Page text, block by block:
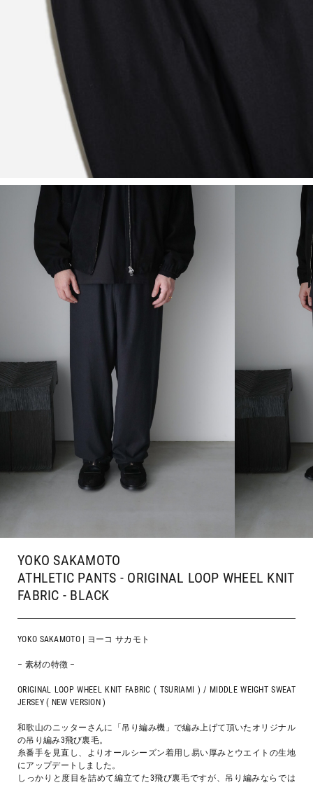
YOKO SAKAMOTO
ATHLETIC PANTS - ORIGINAL LOOP WHEEL KNIT
FABRIC - BLACK
YOKO SAKAMOTO | ヨーコ サカモト
– 素材の特徴 –
ORIGINAL LOOP WHEEL KNIT FABRIC ( TSURIAMI ) / MIDDLE WEIGHT SWEAT
JERSEY ( NEW VERSION )
和歌山のニッターさんに「吊り編み機」で編み上げて頂いたオリジナル
の吊り編み3飛び裏毛。
糸番手を見直し、よりオールシーズン着用し易い厚みとウエイトの生地
にアップデートしました。
しっかりと度目を詰めて編立てた3飛び裏毛ですが、吊り編みならでは